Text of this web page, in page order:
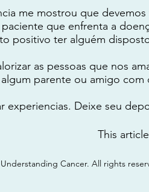
me mostrou que
que enfrenta a
positivo ter alguém
as pessoas que nos
parente ou amigo
experiencias. Deixe seu
This
Understanding Cancer. All rights